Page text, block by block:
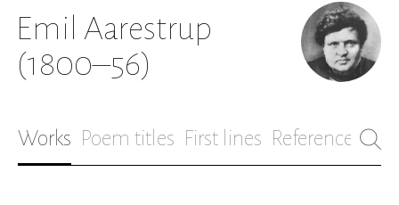
Emil Aarestrup
(1800–56)
Works Poem titles First lines References